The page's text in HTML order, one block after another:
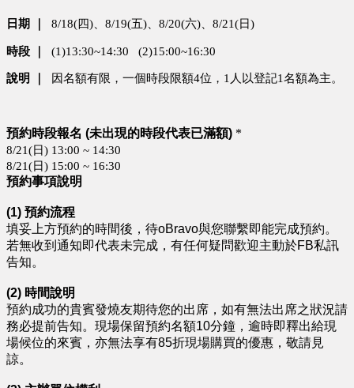
日期 ｜ 8/18(四)、8/19(五)、8/20(六)、8/21(日)
時段 (1)13:30~14:30   (2)15:00~16:30
說明 因名額有限，一個時段限額4位，1人以登記1名額為主。
預約時段報名 (未出現的時段代表已滿額) *
8/21(日) 13:00 ~ 14:30
8/21(日) 15:00 ~ 16:30
預約事項說明
(1) 預約流程
填妥上方預約的時間後，待oBravo與您聯繫即能完成預約。
若無收到通知即代表未完成，有任何疑問歡迎主動於FB私訊
告知。
(2) 時間說明
預約成功的貴賓發燒友期待您的出席，如有無法出席之狀況請
務必提前告知。現場保留預約名額10分鐘，逾時即釋出給現
場候位的來賓，亦無法享有85折現場購買的優惠，敬請見
諒。